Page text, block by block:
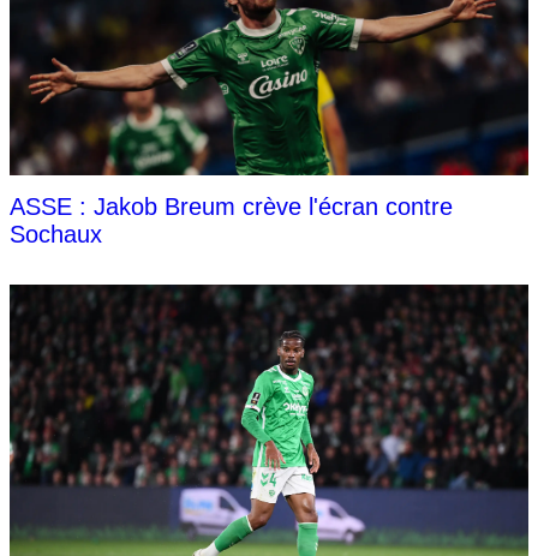
ASSE : Jakob Breum crève l'écran contre
Sochaux